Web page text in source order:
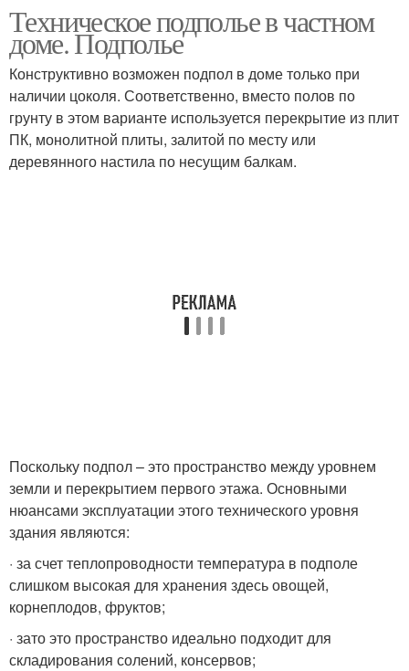
Техническое подполье в частном
доме. Подполье
Конструктивно возможен подпол в доме только при
наличии цоколя. Соответственно, вместо полов по
грунту в этом варианте используется перекрытие из плит
ПК, монолитной плиты, залитой по месту или
деревянного настила по несущим балкам.
Поскольку подпол – это пространство между уровнем
земли и перекрытием первого этажа. Основными
нюансами эксплуатации этого технического уровня
здания являются:
· за счет теплопроводности температура в подполе
слишком высокая для хранения здесь овощей,
корнеплодов, фруктов;
· зато это пространство идеально подходит для
складирования солений, консервов;